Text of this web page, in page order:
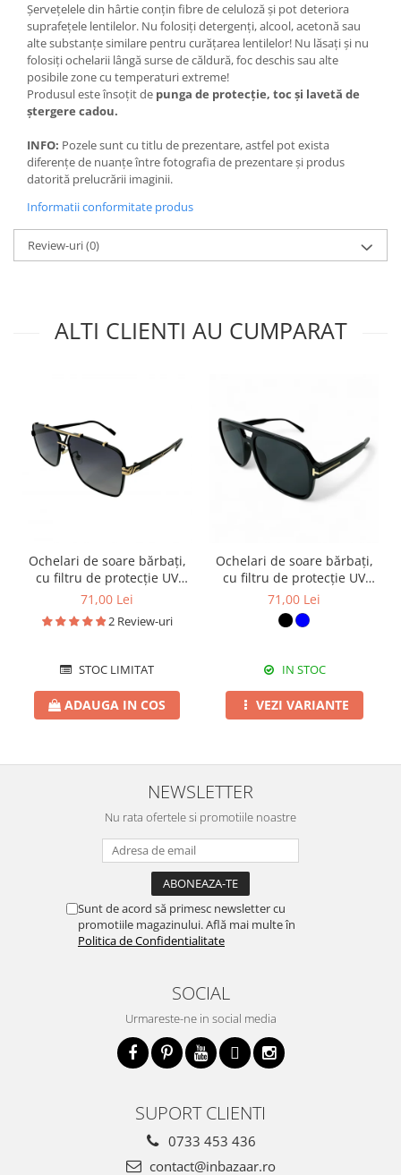
Șervețelele din hârtie conțin fibre de celuloză și pot deteriora
suprafețele lentilelor. Nu folosiți detergenți, alcool, acetonă sau
alte substanțe similare pentru curățarea lentilelor! Nu lăsați și nu
folosiți ochelarii lângă surse de căldură, foc deschis sau alte
posibile zone cu temperaturi extreme!
Produsul este însoțit de punga de protecție, toc și lavetă de
ștergere cadou.
INFO: Pozele sunt cu titlu de prezentare, astfel pot exista
diferențe de nuanțe între fotografia de prezentare și produs
datorită prelucrării imaginii.
Informatii conformitate produs
Review-uri(0)
ALTI CLIENTI AU CUMPARAT
Ochelari de soare bărbați,
cu filtru de protecție UV
400, cu toc cadou, OSB44
71,00 Lei
2 Review-uri
STOC LIMITAT
ADAUGA IN COS
Ochelari de soare bărbați,
cu filtru de protecție UV
400, cu toc cadou, OSB59
71,00 Lei
IN STOC
VEZI VARIANTE
NEWSLETTER
Nu rata ofertele si promotiile noastre
Sunt de acord să primesc newsletter cu
promotiile magazinului. Află mai multe în
Politica de Confidentialitate
SOCIAL
Urmareste-ne in social media
SUPORT CLIENTI
0733 453 436
contact@inbazaar.ro